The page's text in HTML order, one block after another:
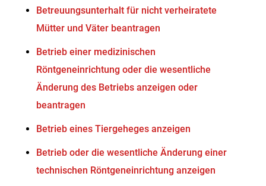
Betreuungsunterhalt für nicht verheiratete
Mütter und Väter beantragen
Betrieb einer medizinischen
Röntgeneinrichtung oder die wesentliche
Änderung des Betriebs anzeigen oder
beantragen
Betrieb eines Tiergeheges anzeigen
Betrieb oder die wesentliche Änderung einer
technischen Röntgeneinrichtung anzeigen